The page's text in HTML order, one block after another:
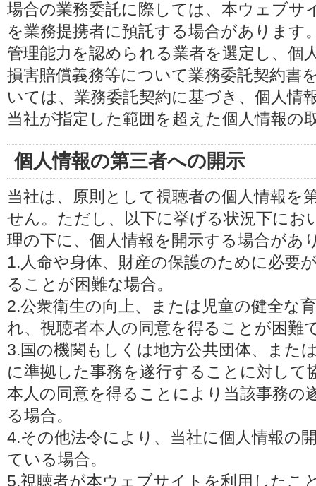
場合の業務委託に際しては、本ウェブサ
を業務提携者に預託する場合があります
管理能力を認められる業者を選定し、個
損害賠償義務等について業務委託契約書
いては、業務委託契約に基づき、個人情
当社が指定した範囲を超えた個人情報の
個人情報の第三者への開示
当社は、原則として視聴者の個人情報を
せん。ただし、以下に挙げる状況下にお
理の下に、個人情報を開示する場合があ
1.人命や身体、財産の保護のために必要
ることが困難な場合。
2.公衆衛生の向上、または児童の健全な
れ、視聴者本人の同意を得ることが困難
3.国の機関もしくは地方公共団体、また
に準拠した事務を遂行することに対して
本人の同意を得ることにより当該事務の
る場合。
4.その他法令により、当社に個人情報の
ている場合。
5.視聴者が本ウェブサイトを利用したこ